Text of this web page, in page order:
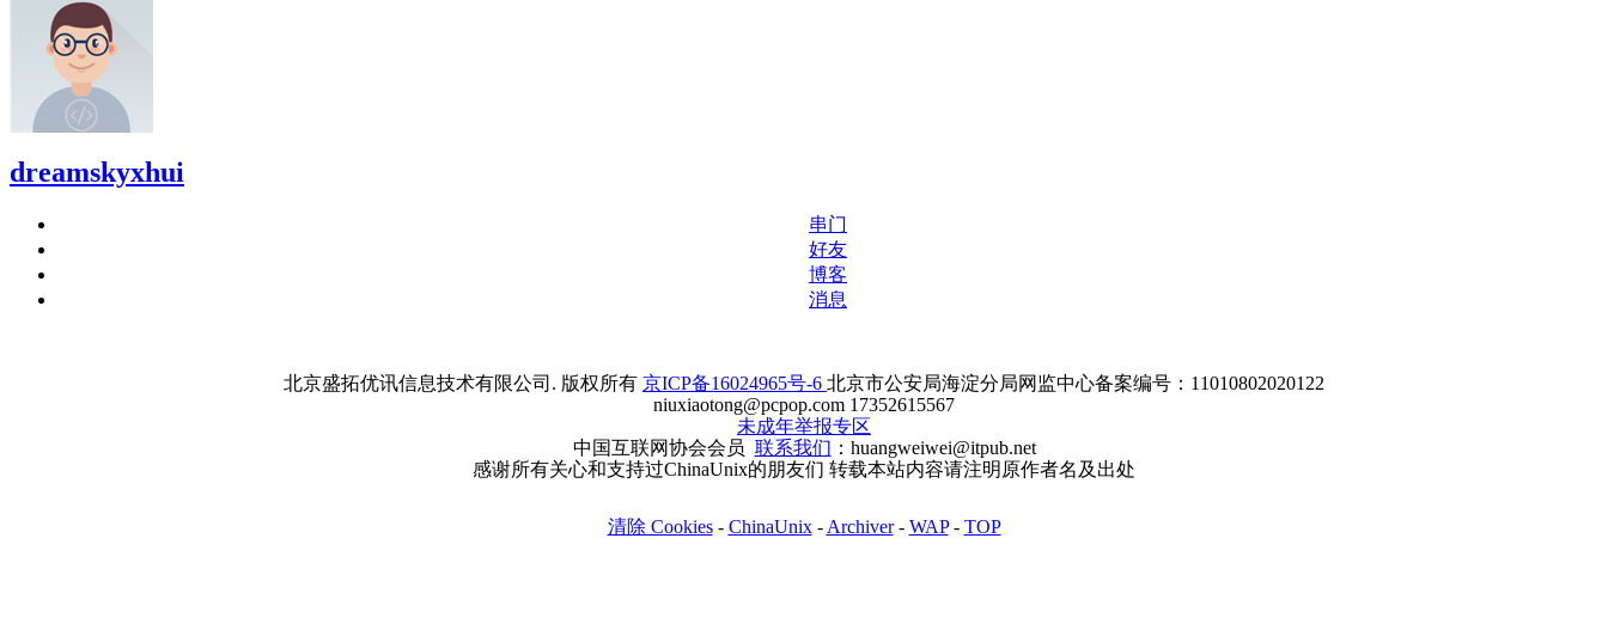
dreamskyxhui
串门
好友
博客
消息
北京盛拓优讯信息技术有限公司. 版权所有 京ICP备16024965号-6 北京市公安局海淀分局网监中心备案编号：11010802020122
niuxiaotong@pcpop.com 17352615567
未成年举报专区
中国互联网协会会员 联系我们 ：huangweiwei@itpub.net
感谢所有关心和支持过ChinaUnix的朋友们 转载本站内容请注明原作者名及出处
清除 Cookies- ChinaUnix- Archiver- WAP- TOP